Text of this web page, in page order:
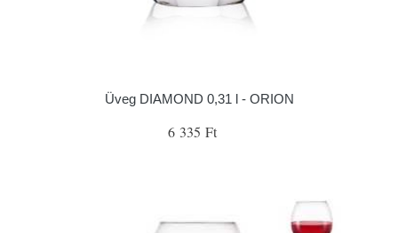
Üveg DIAMOND 0,31 l - ORION
6 335 Ft